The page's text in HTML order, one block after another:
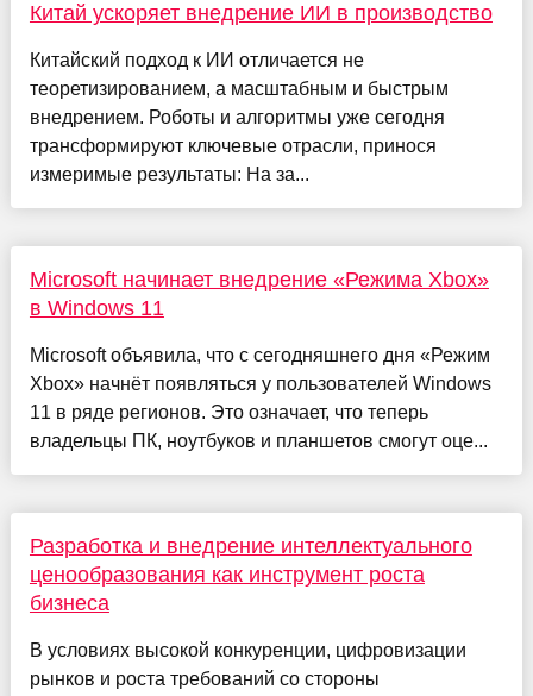
Китай ускоряет внедрение ИИ в производство
Китайский подход к ИИ отличается не
теоретизированием, а масштабным и быстрым
внедрением. Роботы и алгоритмы уже сегодня
трансформируют ключевые отрасли, принося
измеримые результаты: На за...
Microsoft начинает внедрение «Режима Xbox»
в Windows 11
Microsoft объявила, что с сегодняшнего дня «Режим
Xbox» начнёт появляться у пользователей Windows
11 в ряде регионов. Это означает, что теперь
владельцы ПК, ноутбуков и планшетов смогут оце...
Разработка и внедрение интеллектуального
ценообразования как инструмент роста
бизнеса
В условиях высокой конкуренции, цифровизации
рынков и роста требований со стороны